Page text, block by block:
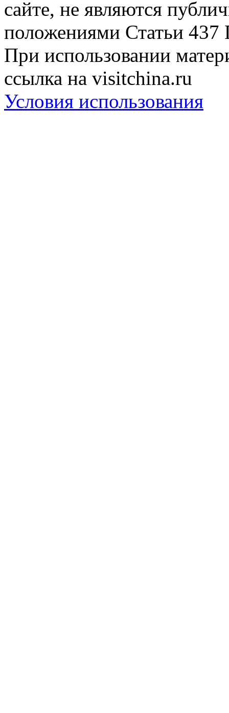
сайте, не являются
положениями Статьи 437
При использовании
ссылка на visitchina.ru
Условия использования